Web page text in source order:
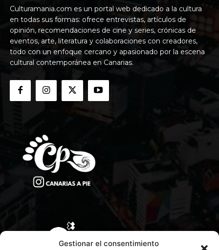
Gestionar el consentimiento
Culturamania.com es un portal web dedicado a la cultura
en todas sus formas: ofrece entrevistas, artículos de
opinión, recomendaciones de cine y series, crónicas de
eventos, arte, literatura y colaboraciones con creadores,
todo con un enfoque cercano y apasionado por la escena
cultural contemporánea en Canarias.